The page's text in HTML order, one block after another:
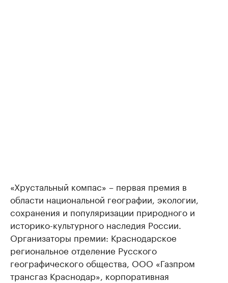
«Хрустальный компас» – первая премия в
области национальной географии, экологии,
сохранения и популяризации природного и
историко-культурного наследия России.
Организаторы премии: Краснодарское
региональное отделение Русского
географического общества, ООО «Газпром
трансгаз Краснодар», корпоративная